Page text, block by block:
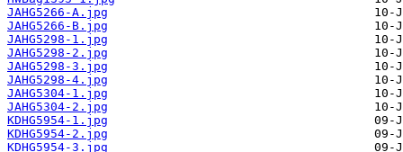
JAHG5266-A.jpg
JAHG5266-B.jpg
JAHG5298-1.jpg
JAHG5298-2.jpg
JAHG5298-3.jpg
JAHG5298-4.jpg
JAHG5304-1.jpg
JAHG5304-2.jpg
KDHG5954-1.jpg
KDHG5954-2.jpg
KDHG5954-3.jpg